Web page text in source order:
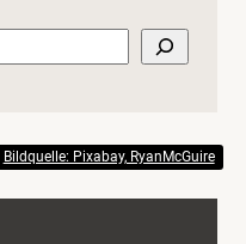
Bildquelle: Pixabay, RyanMcGuire